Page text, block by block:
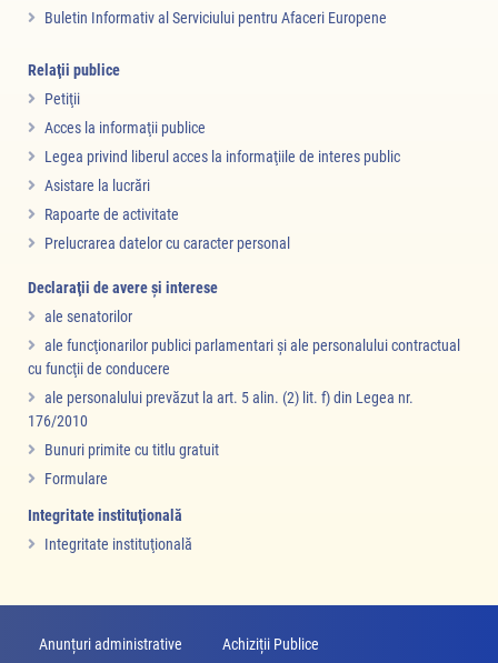
Buletin Informativ al Serviciului pentru Afaceri Europene
Relaţii publice
Petiţii
Acces la informaţii publice
Legea privind liberul acces la informaţiile de interes public
Asistare la lucrări
Rapoarte de activitate
Prelucrarea datelor cu caracter personal
Declaraţii de avere şi interese
ale senatorilor
ale funcţionarilor publici parlamentari şi ale personalului contractual
cu funcţii de conducere
ale personalului prevăzut la art. 5 alin. (2) lit. f) din Legea nr.
176/2010
Bunuri primite cu titlu gratuit
Formulare
Integritate instituţională
Integritate instituţională
Anunțuri administrative Achiziții Publice